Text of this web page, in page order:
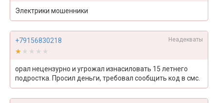
Электрики мошенники
+79156830218 Неадекваты
★★★★★
★★★★★
орал нецензурно и угрожал изнасиловать 15 летнего
подростка. Просил деньги, требовал сообщить код в смс.